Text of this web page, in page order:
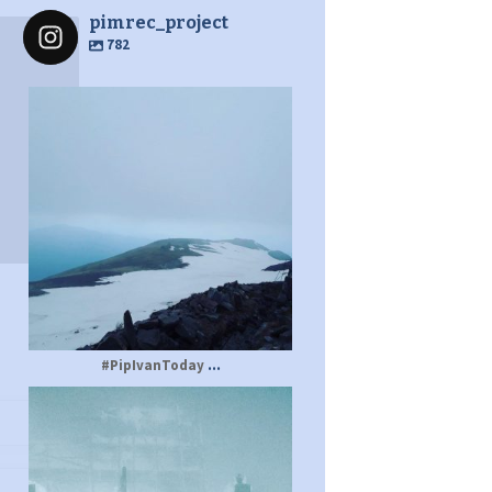
pimrec_project
782
#PipIvanToday ...